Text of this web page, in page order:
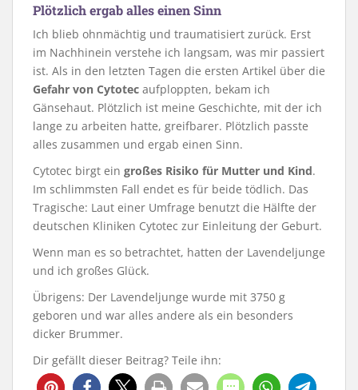
Plötzlich ergab alles einen Sinn
Ich blieb ohnmächtig und traumatisiert zurück. Erst
im Nachhinein verstehe ich langsam, was mir passiert
ist. Als in den letzten Tagen die ersten Artikel über die
Gefahr von Cytotec aufploppten, bekam ich
Gänsehaut. Plötzlich ist meine Geschichte, mit der ich
lange zu arbeiten hatte, greifbarer. Plötzlich passte
alles zusammen und ergab einen Sinn.
Cytotec birgt ein großes Risiko für Mutter und Kind.
Im schlimmsten Fall endet es für beide tödlich. Das
Tragische: Laut einer Umfrage benutzt die Hälfte der
deutschen Kliniken Cytotec zur Einleitung der Geburt.
Wenn man es so betrachtet, hatten der Lavendeljunge
und ich großes Glück.
Übrigens: Der Lavendeljunge wurde mit 3750 g
geboren und war alles andere als ein besonders
dicker Brummer.
Dir gefällt dieser Beitrag? Teile ihn: